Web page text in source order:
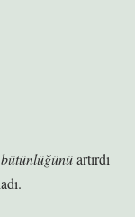
bütünlüğünüartırdı